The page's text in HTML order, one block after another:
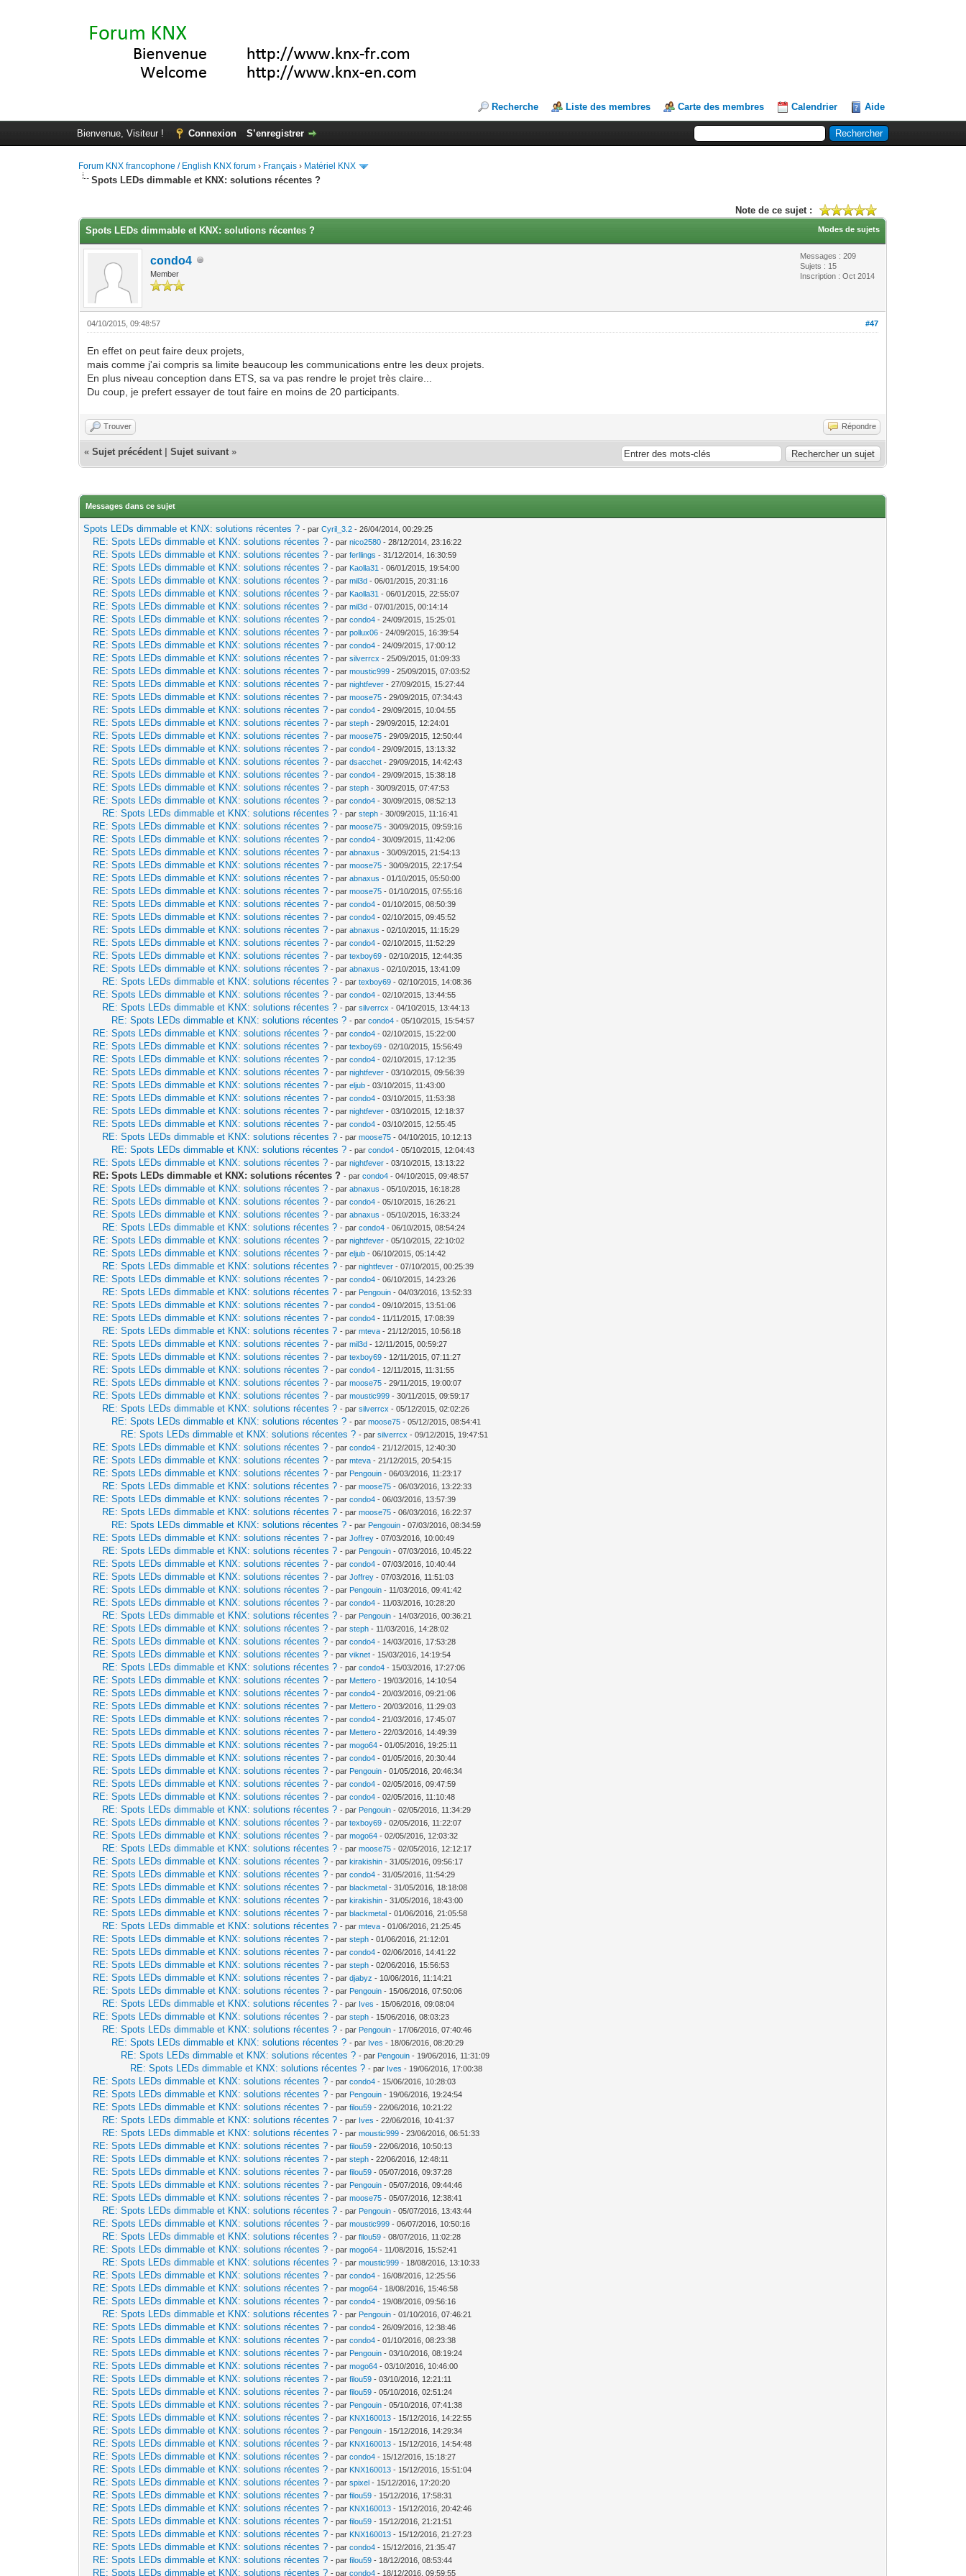
Recherche Liste des membres Carte des membres Calendrier Aide
Bienvenue, Visiteur ! Connexion S’enregistrer
Forum KNX francophone / English KNX forum › Français › Matériel KNX
Spots LEDs dimmable et KNX: solutions récentes ?
Note de ce sujet :
Modes de sujets
Spots LEDs dimmable et KNX: solutions récentes ?
condo4
Member
Messages : 209
Sujets : 15
Inscription : Oct 2014
#47
04/10/2015, 09:48:57
En effet on peut faire deux projets,
mais comme j'ai compris sa limite beaucoup les communications entre les deux projets.
En plus niveau conception dans ETS, sa va pas rendre le projet très claire...
Du coup, je prefert essayer de tout faire en moins de 20 participants.
Trouver Répondre
«Sujet précédent |Sujet suivant »
Messages dans ce sujet
Spots LEDs dimmable et KNX: solutions récentes ? - parCyril_3.2 - 26/04/2014, 00:29:25
RE: Spots LEDs dimmable et KNX: solutions récentes ? - parnico2580 - 28/12/2014, 23:16:22
RE: Spots LEDs dimmable et KNX: solutions récentes ? - parferllings - 31/12/2014, 16:30:59
RE: Spots LEDs dimmable et KNX: solutions récentes ? - par Kaolla31 - 06/01/2015, 19:54:00
RE: Spots LEDs dimmable et KNX: solutions récentes ? - parmil3d - 06/01/2015, 20:31:16
RE: Spots LEDs dimmable et KNX: solutions récentes ? - par Kaolla31 - 06/01/2015, 22:55:07
RE: Spots LEDs dimmable et KNX: solutions récentes ? - parmil3d - 07/01/2015, 00:14:14
RE: Spots LEDs dimmable et KNX: solutions récentes ? - parcondo4 - 24/09/2015, 15:25:01
RE: Spots LEDs dimmable et KNX: solutions récentes ? - parpollux06 - 24/09/2015, 16:39:54
RE: Spots LEDs dimmable et KNX: solutions récentes ? - parcondo4 - 24/09/2015, 17:00:12
RE: Spots LEDs dimmable et KNX: solutions récentes ? - parsilverrcx - 25/09/2015, 01:09:33
RE: Spots LEDs dimmable et KNX: solutions récentes ? - parmoustic999 - 25/09/2015, 07:03:52
RE: Spots LEDs dimmable et KNX: solutions récentes ? - parnightfever - 27/09/2015, 15:27:44
RE: Spots LEDs dimmable et KNX: solutions récentes ? - parmoose75 - 29/09/2015, 07:34:43
RE: Spots LEDs dimmable et KNX: solutions récentes ? - parcondo4 - 29/09/2015, 10:04:55
RE: Spots LEDs dimmable et KNX: solutions récentes ? - parsteph - 29/09/2015, 12:24:01
RE: Spots LEDs dimmable et KNX: solutions récentes ? - parmoose75 - 29/09/2015, 12:50:44
RE: Spots LEDs dimmable et KNX: solutions récentes ? - parcondo4 - 29/09/2015, 13:13:32
RE: Spots LEDs dimmable et KNX: solutions récentes ? - pardsacchet - 29/09/2015, 14:42:43
RE: Spots LEDs dimmable et KNX: solutions récentes ? - parcondo4 - 29/09/2015, 15:38:18
RE: Spots LEDs dimmable et KNX: solutions récentes ? - parsteph - 30/09/2015, 07:47:53
RE: Spots LEDs dimmable et KNX: solutions récentes ? - parcondo4 - 30/09/2015, 08:52:13
RE: Spots LEDs dimmable et KNX: solutions récentes ? - parsteph - 30/09/2015, 11:16:41
RE: Spots LEDs dimmable et KNX: solutions récentes ? - parmoose75 - 30/09/2015, 09:59:16
RE: Spots LEDs dimmable et KNX: solutions récentes ? - parcondo4 - 30/09/2015, 11:42:06
RE: Spots LEDs dimmable et KNX: solutions récentes ? - parabnaxus - 30/09/2015, 21:54:13
RE: Spots LEDs dimmable et KNX: solutions récentes ? - parmoose75 - 30/09/2015, 22:17:54
RE: Spots LEDs dimmable et KNX: solutions récentes ? - parabnaxus - 01/10/2015, 05:50:00
RE: Spots LEDs dimmable et KNX: solutions récentes ? - parmoose75 - 01/10/2015, 07:55:16
RE: Spots LEDs dimmable et KNX: solutions récentes ? - parcondo4 - 01/10/2015, 08:50:39
RE: Spots LEDs dimmable et KNX: solutions récentes ? - parcondo4 - 02/10/2015, 09:45:52
RE: Spots LEDs dimmable et KNX: solutions récentes ? - parabnaxus - 02/10/2015, 11:15:29
RE: Spots LEDs dimmable et KNX: solutions récentes ? - parcondo4 - 02/10/2015, 11:52:29
RE: Spots LEDs dimmable et KNX: solutions récentes ? - partexboy69 - 02/10/2015, 12:44:35
RE: Spots LEDs dimmable et KNX: solutions récentes ? - parabnaxus - 02/10/2015, 13:41:09
RE: Spots LEDs dimmable et KNX: solutions récentes ? - partexboy69 - 02/10/2015, 14:08:36
RE: Spots LEDs dimmable et KNX: solutions récentes ? - parcondo4 - 02/10/2015, 13:44:55
RE: Spots LEDs dimmable et KNX: solutions récentes ? - parsilverrcx - 04/10/2015, 13:44:13
RE: Spots LEDs dimmable et KNX: solutions récentes ? - parcondo4 - 05/10/2015, 15:54:57
RE: Spots LEDs dimmable et KNX: solutions récentes ? - parcondo4 - 02/10/2015, 15:22:00
RE: Spots LEDs dimmable et KNX: solutions récentes ? - partexboy69 - 02/10/2015, 15:56:49
RE: Spots LEDs dimmable et KNX: solutions récentes ? - parcondo4 - 02/10/2015, 17:12:35
RE: Spots LEDs dimmable et KNX: solutions récentes ? - parnightfever - 03/10/2015, 09:56:39
RE: Spots LEDs dimmable et KNX: solutions récentes ? - pareljub - 03/10/2015, 11:43:00
RE: Spots LEDs dimmable et KNX: solutions récentes ? - parcondo4 - 03/10/2015, 11:53:38
RE: Spots LEDs dimmable et KNX: solutions récentes ? - parnightfever - 03/10/2015, 12:18:37
RE: Spots LEDs dimmable et KNX: solutions récentes ? - parcondo4 - 03/10/2015, 12:55:45
RE: Spots LEDs dimmable et KNX: solutions récentes ? - parmoose75 - 04/10/2015, 10:12:13
RE: Spots LEDs dimmable et KNX: solutions récentes ? - parcondo4 - 05/10/2015, 12:04:43
RE: Spots LEDs dimmable et KNX: solutions récentes ? - parnightfever - 03/10/2015, 13:13:22
RE: Spots LEDs dimmable et KNX: solutions récentes ? - parcondo4 - 04/10/2015, 09:48:57
RE: Spots LEDs dimmable et KNX: solutions récentes ? - parabnaxus - 05/10/2015, 16:18:28
RE: Spots LEDs dimmable et KNX: solutions récentes ? - parcondo4 - 05/10/2015, 16:26:21
RE: Spots LEDs dimmable et KNX: solutions récentes ? - parabnaxus - 05/10/2015, 16:33:24
RE: Spots LEDs dimmable et KNX: solutions récentes ? - parcondo4 - 06/10/2015, 08:54:24
RE: Spots LEDs dimmable et KNX: solutions récentes ? - parnightfever - 05/10/2015, 22:10:02
RE: Spots LEDs dimmable et KNX: solutions récentes ? - pareljub - 06/10/2015, 05:14:42
RE: Spots LEDs dimmable et KNX: solutions récentes ? - parnightfever - 07/10/2015, 00:25:39
RE: Spots LEDs dimmable et KNX: solutions récentes ? - parcondo4 - 06/10/2015, 14:23:26
RE: Spots LEDs dimmable et KNX: solutions récentes ? - par Pengouin - 04/03/2016, 13:52:33
RE: Spots LEDs dimmable et KNX: solutions récentes ? - parcondo4 - 09/10/2015, 13:51:06
RE: Spots LEDs dimmable et KNX: solutions récentes ? - parcondo4 - 11/11/2015, 17:08:39
RE: Spots LEDs dimmable et KNX: solutions récentes ? - parmteva - 21/12/2015, 10:56:18
RE: Spots LEDs dimmable et KNX: solutions récentes ? - parmil3d - 12/11/2015, 00:59:27
RE: Spots LEDs dimmable et KNX: solutions récentes ? - partexboy69 - 12/11/2015, 07:11:27
RE: Spots LEDs dimmable et KNX: solutions récentes ? - parcondo4 - 12/11/2015, 11:31:55
RE: Spots LEDs dimmable et KNX: solutions récentes ? - parmoose75 - 29/11/2015, 19:00:07
RE: Spots LEDs dimmable et KNX: solutions récentes ? - parmoustic999 - 30/11/2015, 09:59:17
RE: Spots LEDs dimmable et KNX: solutions récentes ? - parsilverrcx - 05/12/2015, 02:02:26
RE: Spots LEDs dimmable et KNX: solutions récentes ? - parmoose75 - 05/12/2015, 08:54:41
RE: Spots LEDs dimmable et KNX: solutions récentes ? - parsilverrcx - 09/12/2015, 19:47:51
RE: Spots LEDs dimmable et KNX: solutions récentes ? - parcondo4 - 21/12/2015, 12:40:30
RE: Spots LEDs dimmable et KNX: solutions récentes ? - parmteva - 21/12/2015, 20:54:15
RE: Spots LEDs dimmable et KNX: solutions récentes ? - par Pengouin - 06/03/2016, 11:23:17
RE: Spots LEDs dimmable et KNX: solutions récentes ? - parmoose75 - 06/03/2016, 13:22:33
RE: Spots LEDs dimmable et KNX: solutions récentes ? - parcondo4 - 06/03/2016, 13:57:39
RE: Spots LEDs dimmable et KNX: solutions récentes ? - parmoose75 - 06/03/2016, 16:22:37
RE: Spots LEDs dimmable et KNX: solutions récentes ? - par Pengouin - 07/03/2016, 08:34:59
RE: Spots LEDs dimmable et KNX: solutions récentes ? - parJoffrey - 07/03/2016, 10:00:49
RE: Spots LEDs dimmable et KNX: solutions récentes ? - par Pengouin - 07/03/2016, 10:45:22
RE: Spots LEDs dimmable et KNX: solutions récentes ? - parcondo4 - 07/03/2016, 10:40:44
RE: Spots LEDs dimmable et KNX: solutions récentes ? - parJoffrey - 07/03/2016, 11:51:03
RE: Spots LEDs dimmable et KNX: solutions récentes ? - par Pengouin - 11/03/2016, 09:41:42
RE: Spots LEDs dimmable et KNX: solutions récentes ? - parcondo4 - 11/03/2016, 10:28:20
RE: Spots LEDs dimmable et KNX: solutions récentes ? - par Pengouin - 14/03/2016, 00:36:21
RE: Spots LEDs dimmable et KNX: solutions récentes ? - parsteph - 11/03/2016, 14:28:02
RE: Spots LEDs dimmable et KNX: solutions récentes ? - parcondo4 - 14/03/2016, 17:53:28
RE: Spots LEDs dimmable et KNX: solutions récentes ? - parviknet - 15/03/2016, 14:19:54
RE: Spots LEDs dimmable et KNX: solutions récentes ? - parcondo4 - 15/03/2016, 17:27:06
RE: Spots LEDs dimmable et KNX: solutions récentes ? - par Mettero - 19/03/2016, 14:10:54
RE: Spots LEDs dimmable et KNX: solutions récentes ? - parcondo4 - 20/03/2016, 09:21:06
RE: Spots LEDs dimmable et KNX: solutions récentes ? - par Mettero - 20/03/2016, 11:29:03
RE: Spots LEDs dimmable et KNX: solutions récentes ? - parcondo4 - 21/03/2016, 17:45:07
RE: Spots LEDs dimmable et KNX: solutions récentes ? - par Mettero - 22/03/2016, 14:49:39
RE: Spots LEDs dimmable et KNX: solutions récentes ? - parmogo64 - 01/05/2016, 19:25:11
RE: Spots LEDs dimmable et KNX: solutions récentes ? - parcondo4 - 01/05/2016, 20:30:44
RE: Spots LEDs dimmable et KNX: solutions récentes ? - par Pengouin - 01/05/2016, 20:46:34
RE: Spots LEDs dimmable et KNX: solutions récentes ? - parcondo4 - 02/05/2016, 09:47:59
RE: Spots LEDs dimmable et KNX: solutions récentes ? - parcondo4 - 02/05/2016, 11:10:48
RE: Spots LEDs dimmable et KNX: solutions récentes ? - par Pengouin - 02/05/2016, 11:34:29
RE: Spots LEDs dimmable et KNX: solutions récentes ? - partexboy69 - 02/05/2016, 11:22:07
RE: Spots LEDs dimmable et KNX: solutions récentes ? - parmogo64 - 02/05/2016, 12:03:32
RE: Spots LEDs dimmable et KNX: solutions récentes ? - parmoose75 - 02/05/2016, 12:12:17
RE: Spots LEDs dimmable et KNX: solutions récentes ? - parkirakishin - 31/05/2016, 09:56:17
RE: Spots LEDs dimmable et KNX: solutions récentes ? - parcondo4 - 31/05/2016, 11:54:29
RE: Spots LEDs dimmable et KNX: solutions récentes ? - parblackmetal - 31/05/2016, 18:18:08
RE: Spots LEDs dimmable et KNX: solutions récentes ? - parkirakishin - 31/05/2016, 18:43:00
RE: Spots LEDs dimmable et KNX: solutions récentes ? - parblackmetal - 01/06/2016, 21:05:58
RE: Spots LEDs dimmable et KNX: solutions récentes ? - parmteva - 01/06/2016, 21:25:45
RE: Spots LEDs dimmable et KNX: solutions récentes ? - parsteph - 01/06/2016, 21:12:01
RE: Spots LEDs dimmable et KNX: solutions récentes ? - parcondo4 - 02/06/2016, 14:41:22
RE: Spots LEDs dimmable et KNX: solutions récentes ? - parsteph - 02/06/2016, 15:56:53
RE: Spots LEDs dimmable et KNX: solutions récentes ? - pardjabyz - 10/06/2016, 11:14:21
RE: Spots LEDs dimmable et KNX: solutions récentes ? - par Pengouin - 15/06/2016, 07:50:06
RE: Spots LEDs dimmable et KNX: solutions récentes ? - par Ives - 15/06/2016, 09:08:04
RE: Spots LEDs dimmable et KNX: solutions récentes ? - parsteph - 15/06/2016, 08:03:23
RE: Spots LEDs dimmable et KNX: solutions récentes ? - par Pengouin - 17/06/2016, 07:40:46
RE: Spots LEDs dimmable et KNX: solutions récentes ? - par Ives - 18/06/2016, 08:20:29
RE: Spots LEDs dimmable et KNX: solutions récentes ? - par Pengouin - 19/06/2016, 11:31:09
RE: Spots LEDs dimmable et KNX: solutions récentes ? - par Ives - 19/06/2016, 17:00:38
RE: Spots LEDs dimmable et KNX: solutions récentes ? - parcondo4 - 15/06/2016, 10:28:03
RE: Spots LEDs dimmable et KNX: solutions récentes ? - par Pengouin - 19/06/2016, 19:24:54
RE: Spots LEDs dimmable et KNX: solutions récentes ? - parfilou59 - 22/06/2016, 10:21:22
RE: Spots LEDs dimmable et KNX: solutions récentes ? - par Ives - 22/06/2016, 10:41:37
RE: Spots LEDs dimmable et KNX: solutions récentes ? - parmoustic999 - 23/06/2016, 06:51:33
RE: Spots LEDs dimmable et KNX: solutions récentes ? - parfilou59 - 22/06/2016, 10:50:13
RE: Spots LEDs dimmable et KNX: solutions récentes ? - parsteph - 22/06/2016, 12:48:11
RE: Spots LEDs dimmable et KNX: solutions récentes ? - parfilou59 - 05/07/2016, 09:37:28
RE: Spots LEDs dimmable et KNX: solutions récentes ? - par Pengouin - 05/07/2016, 09:44:46
RE: Spots LEDs dimmable et KNX: solutions récentes ? - parmoose75 - 05/07/2016, 12:38:41
RE: Spots LEDs dimmable et KNX: solutions récentes ? - par Pengouin - 05/07/2016, 13:43:44
RE: Spots LEDs dimmable et KNX: solutions récentes ? - parmoustic999 - 06/07/2016, 10:50:16
RE: Spots LEDs dimmable et KNX: solutions récentes ? - parfilou59 - 08/07/2016, 11:02:28
RE: Spots LEDs dimmable et KNX: solutions récentes ? - parmogo64 - 11/08/2016, 15:52:41
RE: Spots LEDs dimmable et KNX: solutions récentes ? - parmoustic999 - 18/08/2016, 13:10:33
RE: Spots LEDs dimmable et KNX: solutions récentes ? - parcondo4 - 16/08/2016, 12:25:56
RE: Spots LEDs dimmable et KNX: solutions récentes ? - parmogo64 - 18/08/2016, 15:46:58
RE: Spots LEDs dimmable et KNX: solutions récentes ? - parcondo4 - 19/08/2016, 09:56:16
RE: Spots LEDs dimmable et KNX: solutions récentes ? - par Pengouin - 01/10/2016, 07:46:21
RE: Spots LEDs dimmable et KNX: solutions récentes ? - parcondo4 - 26/09/2016, 12:38:46
RE: Spots LEDs dimmable et KNX: solutions récentes ? - parcondo4 - 01/10/2016, 08:23:38
RE: Spots LEDs dimmable et KNX: solutions récentes ? - par Pengouin - 03/10/2016, 08:19:24
RE: Spots LEDs dimmable et KNX: solutions récentes ? - parmogo64 - 03/10/2016, 10:46:00
RE: Spots LEDs dimmable et KNX: solutions récentes ? - parfilou59 - 03/10/2016, 12:21:11
RE: Spots LEDs dimmable et KNX: solutions récentes ? - parfilou59 - 05/10/2016, 02:51:24
RE: Spots LEDs dimmable et KNX: solutions récentes ? - par Pengouin - 05/10/2016, 07:41:38
RE: Spots LEDs dimmable et KNX: solutions récentes ? - par KNX160013 - 15/12/2016, 14:22:55
RE: Spots LEDs dimmable et KNX: solutions récentes ? - par Pengouin - 15/12/2016, 14:29:34
RE: Spots LEDs dimmable et KNX: solutions récentes ? - par KNX160013 - 15/12/2016, 14:54:48
RE: Spots LEDs dimmable et KNX: solutions récentes ? - parcondo4 - 15/12/2016, 15:18:27
RE: Spots LEDs dimmable et KNX: solutions récentes ? - par KNX160013 - 15/12/2016, 15:51:04
RE: Spots LEDs dimmable et KNX: solutions récentes ? - parspixel - 15/12/2016, 17:20:20
RE: Spots LEDs dimmable et KNX: solutions récentes ? - parfilou59 - 15/12/2016, 17:58:31
RE: Spots LEDs dimmable et KNX: solutions récentes ? - par KNX160013 - 15/12/2016, 20:42:46
RE: Spots LEDs dimmable et KNX: solutions récentes ? - parfilou59 - 15/12/2016, 21:21:51
RE: Spots LEDs dimmable et KNX: solutions récentes ? - par KNX160013 - 15/12/2016, 21:27:23
RE: Spots LEDs dimmable et KNX: solutions récentes ? - parcondo4 - 15/12/2016, 21:35:47
RE: Spots LEDs dimmable et KNX: solutions récentes ? - parfilou59 - 18/12/2016, 08:53:44
RE: Spots LEDs dimmable et KNX: solutions récentes ? - parcondo4 - 18/12/2016, 09:59:55